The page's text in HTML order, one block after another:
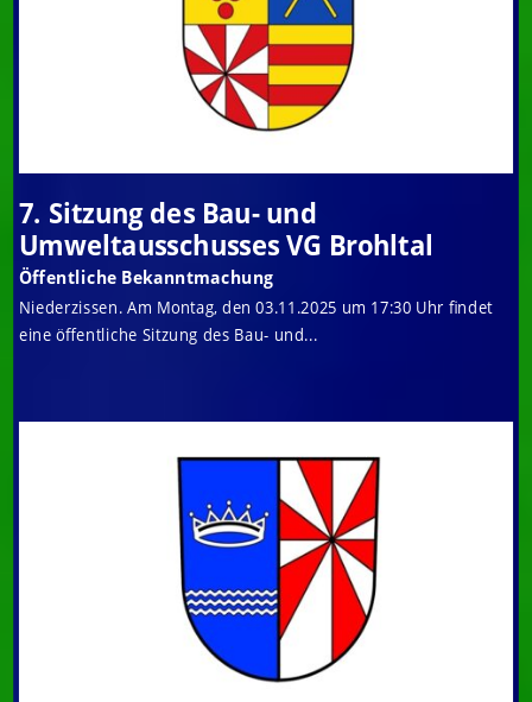
7. Sitzung des Bau- und
Umweltausschusses VG Brohltal
Öffentliche Bekanntmachung
Niederzissen. Am Montag, den 03.11.2025 um 17:30 Uhr findet
eine öffentliche Sitzung des Bau- und...